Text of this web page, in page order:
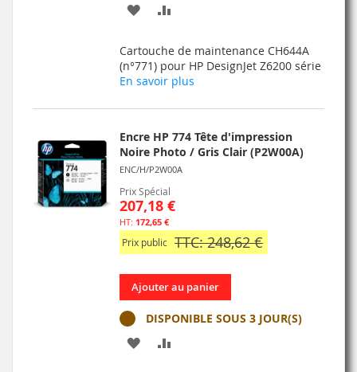
AJOUTER
MA
COMPARATEUR
Cartouche de maintenance CH644A
(n°771) pour HP DesignJet Z6200 série
En savoir plus
Encre HP 774 Tête d'impression
Noire Photo / Gris Clair (P2W00A)
ENC/H/P2W00A
Prix Spécial
207,18 €
172,65 €
Prix public TTC: 248,62 €
Ajouter au panier
DISPONIBLE SOUS 3 JOUR(S)
AJOUTER